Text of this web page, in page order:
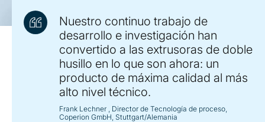
Nuestro continuo trabajo de
desarrollo e investigación han
convertido a las extrusoras de doble
husillo en lo que son ahora: un
producto de máxima calidad al más
alto nivel técnico.
Frank Lechner , Director de Tecnología de proceso,
Coperion GmbH, Stuttgart/Alemania